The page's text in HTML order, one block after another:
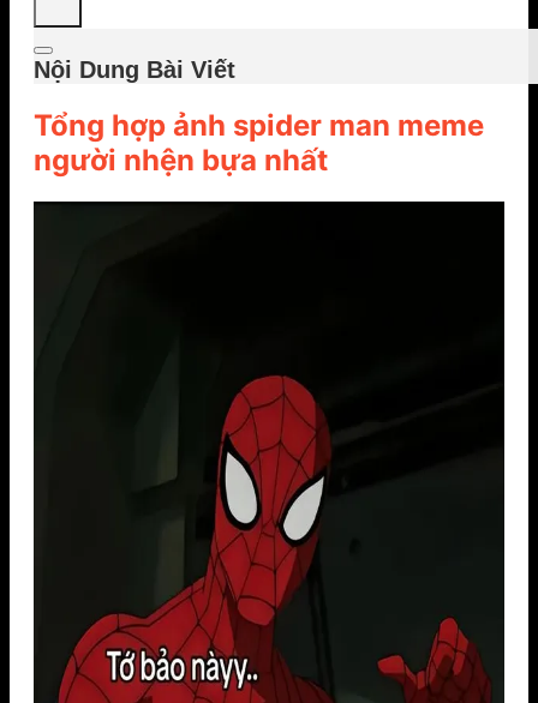
Nội Dung Bài Viết
Tổng hợp ảnh spider man meme
người nhện bựa nhất